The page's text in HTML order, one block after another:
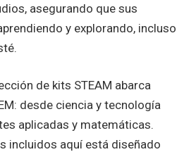
asegurando que sus
y explorando, incluso
de kits STEAM abarca
desde ciencia y tecnología
aplicadas y matemáticas.
incluidos aquí está diseñado